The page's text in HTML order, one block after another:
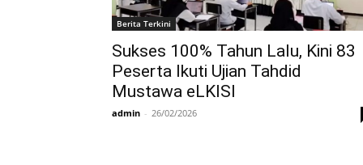
Berita Terkini
Sukses 100% Tahun Lalu, Kini 83
Peserta Ikuti Ujian Tahdid
Mustawa eLKISI
admin - 26/02/2026